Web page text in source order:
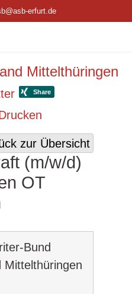
erfurt.de
zur Übersicht
(m/w/d)
OT